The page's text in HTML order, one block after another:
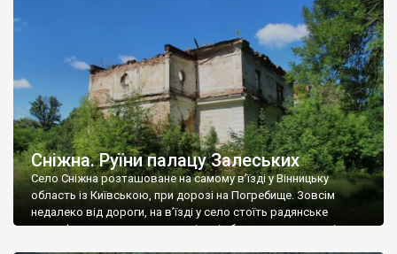
сіл. У селі є мурована Михайлівська церква. Точної дати […]
Сніжна. Руїни палацу Залеських
Село Сніжна розташоване на самому в’їзді у Вінницьку
область із Київською, при дорозі на Погребище. Зовсім
недалеко від дороги, на в’їзді у село стоїть радянське
рельєфне пано, яке показує жінку і яблуню, а трохи далі, десь